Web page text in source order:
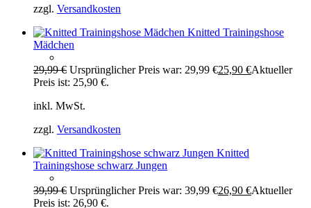
zzgl. Versandkosten
Knitted Trainingshose
Mädchen
29,99€ Ursprünglicher Preis war: 29,99 €25,90 €Aktueller
Preis ist: 25,90 €.
inkl. MwSt.
zzgl. Versandkosten
Knitted
Trainingshose schwarz Jungen
39,99€ Ursprünglicher Preis war: 39,99 €26,90 €Aktueller
Preis ist: 26,90 €.